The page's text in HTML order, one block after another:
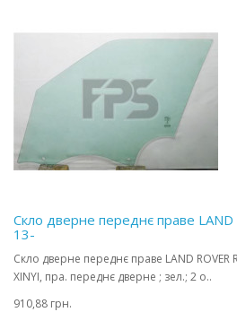
Скло дверне переднє праве LAND
13-
Скло дверне переднє праве LAND ROVER
XINYI, пра. переднє дверне ; зел.; 2 о..
910,88 грн.